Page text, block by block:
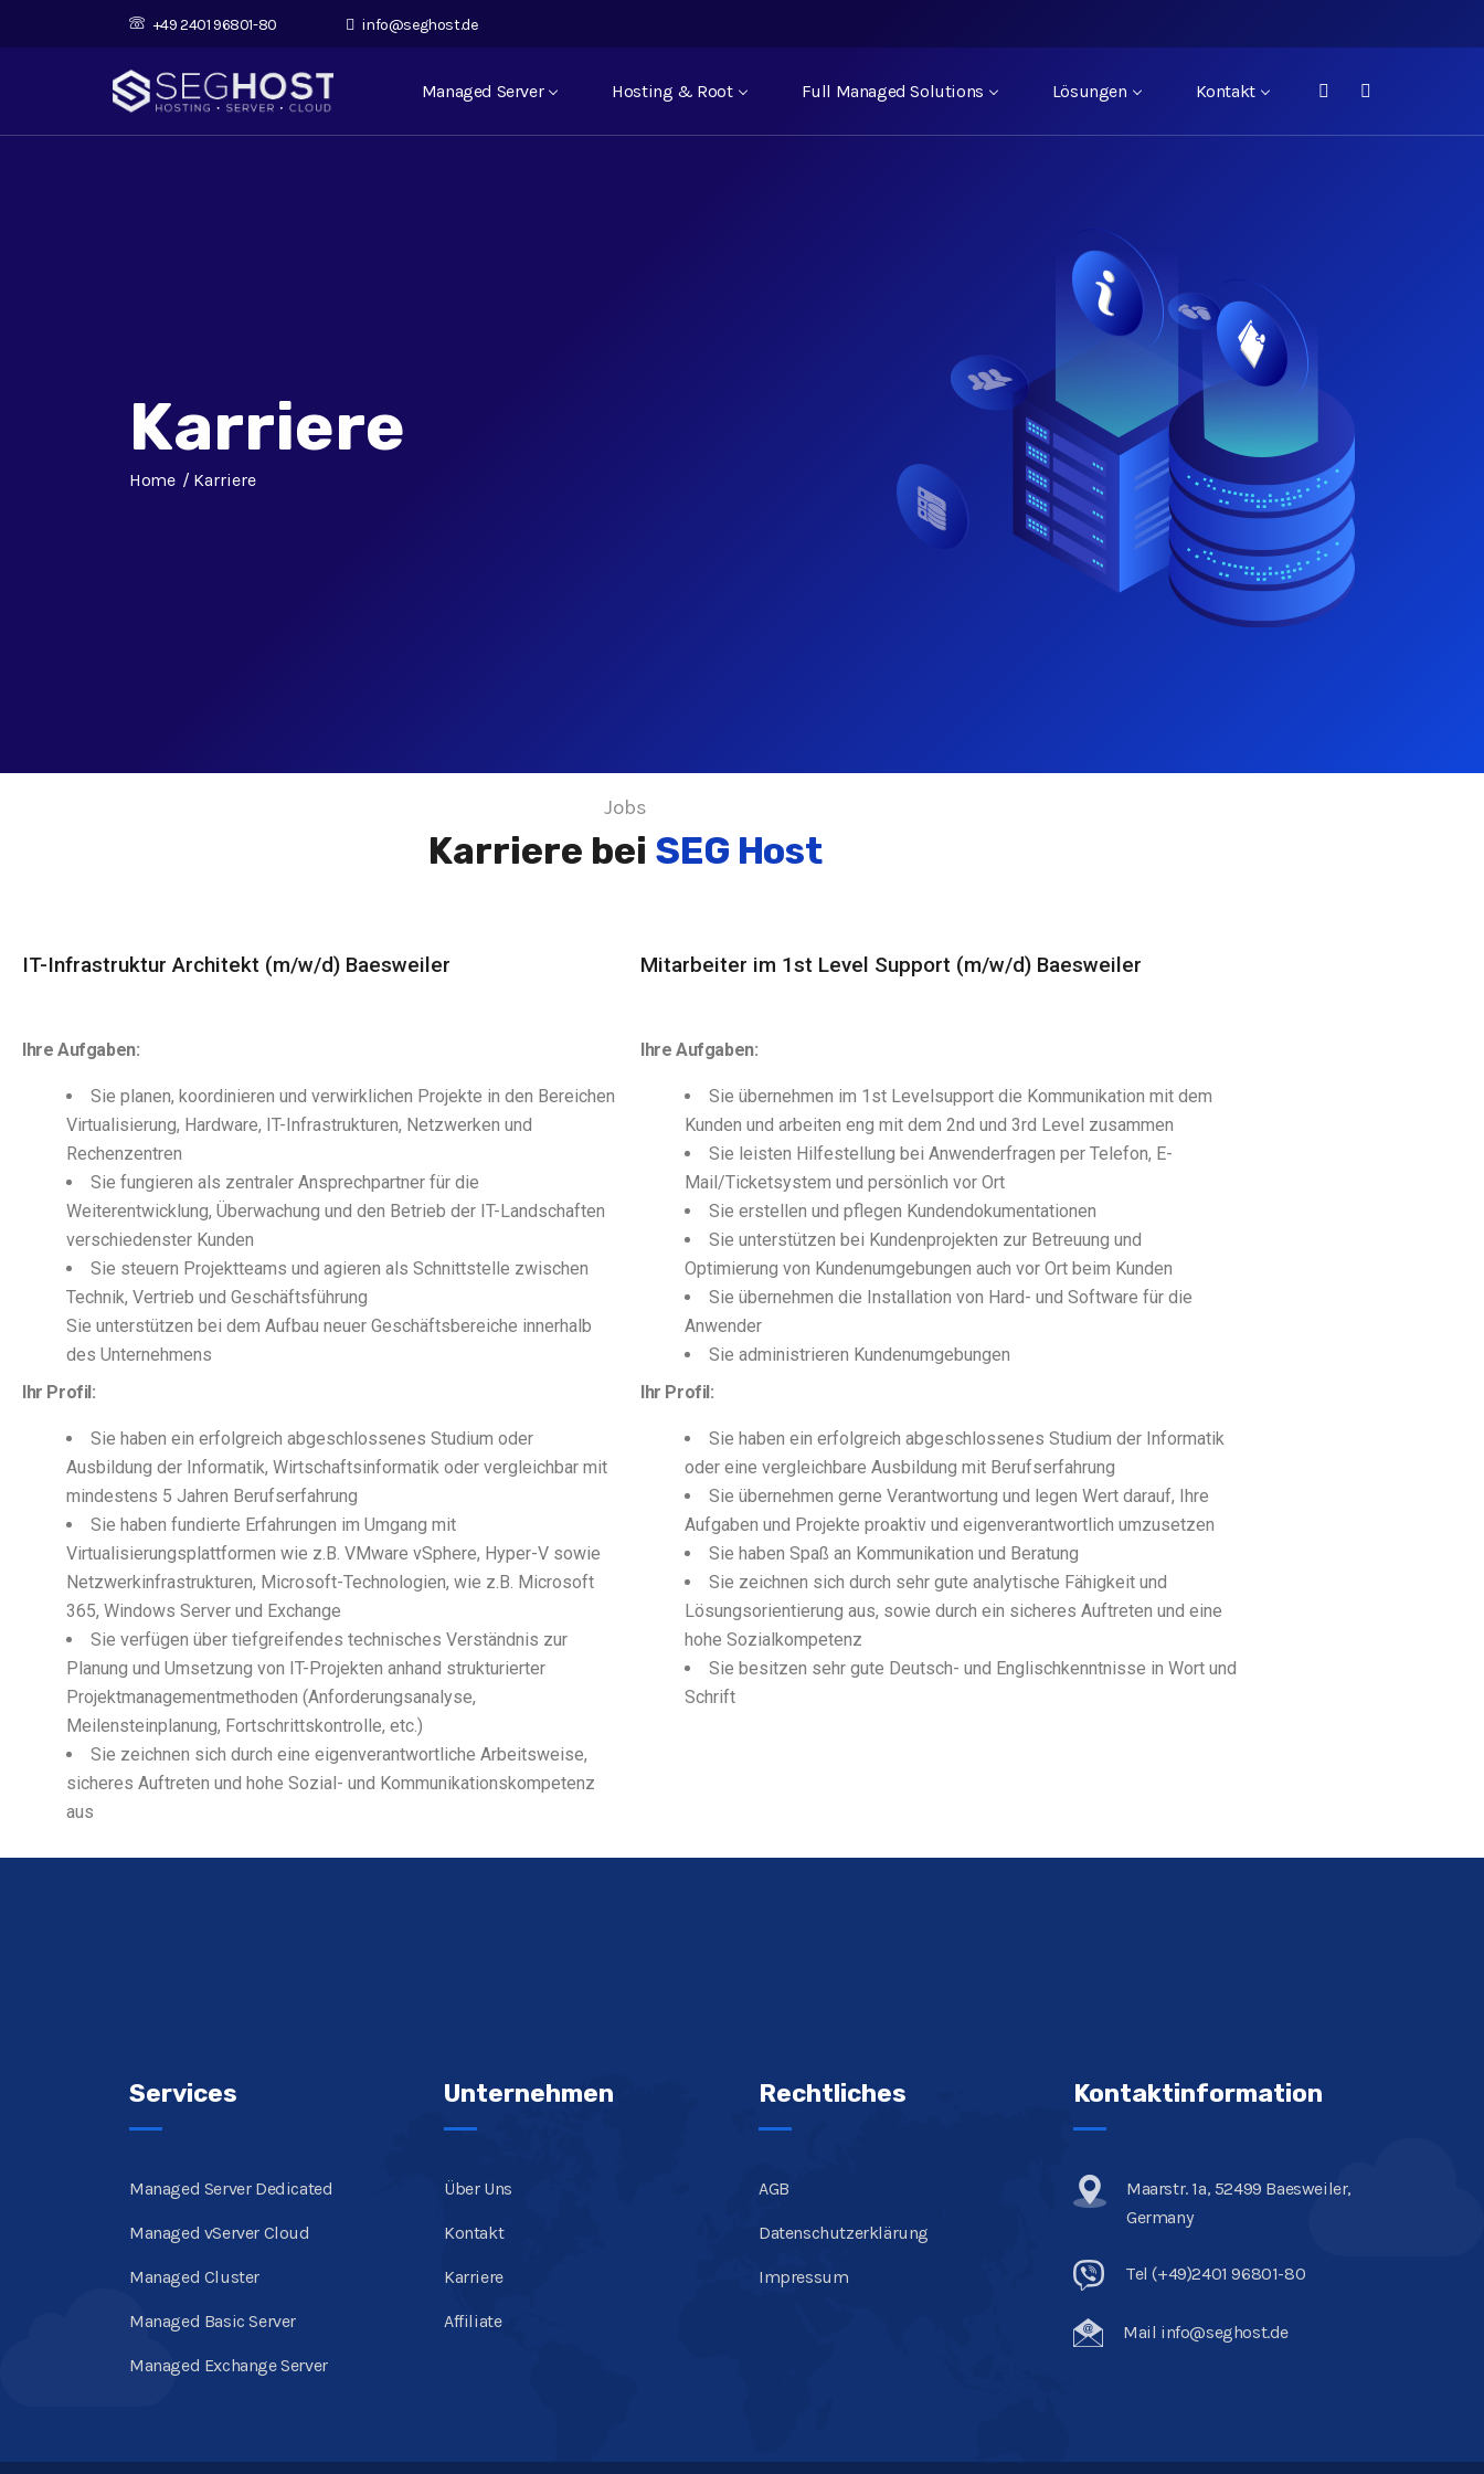
+49 2401 96801-80 info@seghost.de
Managed Server Hosting & Root Full Managed Solutions Lösungen Kontakt
Karriere
Home Karriere
Jobs
Karriere bei SEG Host
IT-Infrastruktur Architekt (m/w/d) Baesweiler Mitarbeiter im 1st Level Support (m/w/d) Baesweiler
Ihre Aufgaben:
Sie planen, koordinieren und verwirklichen Projekte in den Bereichen
Virtualisierung, Hardware, IT-Infrastrukturen, Netzwerken und
Rechenzentren
Sie fungieren als zentraler Ansprechpartner für die
Weiterentwicklung, Überwachung und den Betrieb der IT-Landschaften
verschiedenster Kunden
Sie steuern Projektteams und agieren als Schnittstelle zwischen
Technik, Vertrieb und Geschäftsführung
Sie unterstützen bei dem Aufbau neuer Geschäftsbereiche innerhalb
des Unternehmens
Ihr Profil:
Sie haben ein erfolgreich abgeschlossenes Studium oder
Ausbildung der Informatik, Wirtschaftsinformatik oder vergleichbar mit
mindestens 5 Jahren Berufserfahrung
Sie haben fundierte Erfahrungen im Umgang mit
Virtualisierungsplattformen wie z.B. VMware vSphere, Hyper-V sowie
Netzwerkinfrastrukturen, Microsoft-Technologien, wie z.B. Microsoft
365, Windows Server und Exchange
Sie verfügen über tiefgreifendes technisches Verständnis zur
Planung und Umsetzung von IT-Projekten anhand strukturierter
Projektmanagementmethoden (Anforderungsanalyse,
Meilensteinplanung, Fortschrittskontrolle, etc.)
Sie zeichnen sich durch eine eigenverantwortliche Arbeitsweise,
sicheres Auftreten und hohe Sozial- und Kommunikationskompetenz
aus
Ihre Aufgaben:
Sie übernehmen im 1st Levelsupport die Kommunikation mit dem
Kunden und arbeiten eng mit dem 2nd und 3rd Level zusammen
Sie leisten Hilfestellung bei Anwenderfragen per Telefon, E-
Mail/Ticketsystem und persönlich vor Ort
Sie erstellen und pflegen Kundendokumentationen
Sie unterstützen bei Kundenprojekten zur Betreuung und
Optimierung von Kundenumgebungen auch vor Ort beim Kunden
Sie übernehmen die Installation von Hard- und Software für die
Anwender
Sie administrieren Kundenumgebungen
Ihr Profil:
Sie haben ein erfolgreich abgeschlossenes Studium der Informatik
oder eine vergleichbare Ausbildung mit Berufserfahrung
Sie übernehmen gerne Verantwortung und legen Wert darauf, Ihre
Aufgaben und Projekte proaktiv und eigenverantwortlich umzusetzen
Sie haben Spaß an Kommunikation und Beratung
Sie zeichnen sich durch sehr gute analytische Fähigkeit und
Lösungsorientierung aus, sowie durch ein sicheres Auftreten und eine
hohe Sozialkompetenz
Sie besitzen sehr gute Deutsch- und Englischkenntnisse in Wort und
Schrift
Services
Managed Server Dedicated
Managed vServer Cloud
Managed Cluster
Managed Basic Server
Managed Exchange Server
Unternehmen
Über Uns
Kontakt
Karriere
Affiliate
Rechtliches
AGB
Datenschutzerklärung
Impressum
Kontaktinformation
Maarstr. 1a, 52499 Baesweiler,
Germany
Tel (+49)2401 96801-80
Mail info@seghost.de